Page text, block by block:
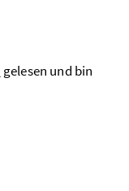
gelesen und bin